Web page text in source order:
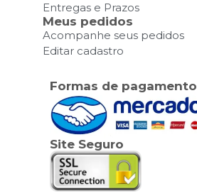
Entregas e Prazos
Meus pedidos
Acompanhe seus pedidos
Editar cadastro
Formas de pagamento
Site Seguro